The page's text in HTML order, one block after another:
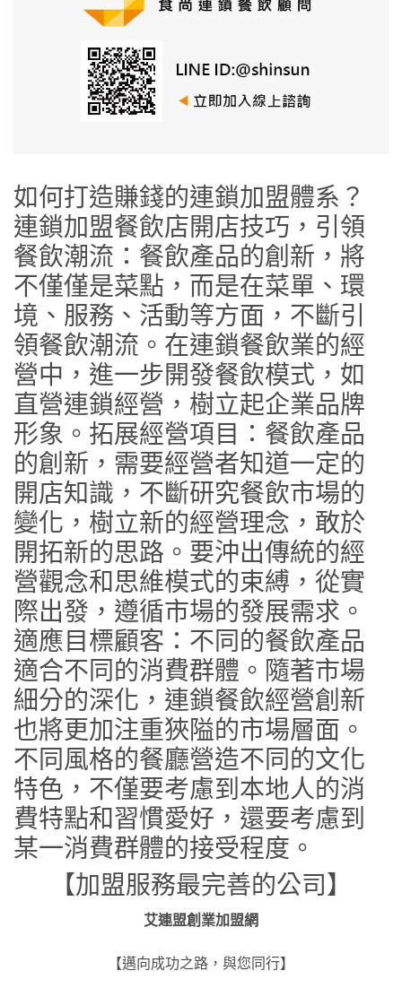
如何打造賺錢的連鎖加盟體系？
連鎖加盟餐飲店開店技巧，引領
餐飲潮流：餐飲產品的創新，將
不僅僅是菜點，而是在菜單、環
境、服務、活動等方面，不斷引
領餐飲潮流。在連鎖餐飲業的經
營中，進一步開發餐飲模式，如
直營連鎖經營，樹立起企業品牌
形象。拓展經營項目：餐飲產品
的創新，需要經營者知道一定的
開店知識，不斷研究餐飲市場的
變化，樹立新的經營理念，敢於
開拓新的思路。要沖出傳統的經
營觀念和思維模式的束縛，從實
際出發，遵循市場的發展需求。
適應目標顧客：不同的餐飲產品
適合不同的消費群體。隨著市場
細分的深化，連鎖餐飲經營創新
也將更加注重狹隘的市場層面。
不同風格的餐廳營造不同的文化
特色，不僅要考慮到本地人的消
費特點和習慣愛好，還要考慮到
某一消費群體的接受程度。
【加盟服務最完善的公司】
艾連盟創業加盟網
【邁向成功之路，與您同行】